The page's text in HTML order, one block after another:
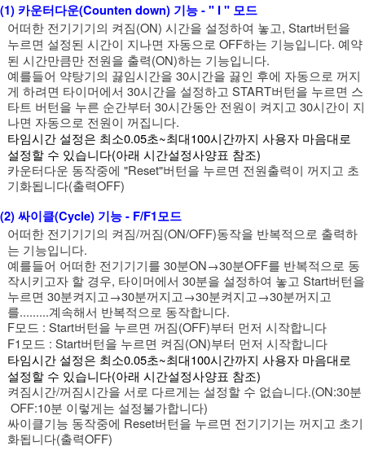
(1) 카운터다운(Counten down) 기능 - " I " 모드
어떠한 전기기기의 켜짐(ON) 시간을 설정하여 놓고, Start버턴을
누르면 설정된 시간이 지나면 자동으로 OFF하는 기능입니다. 예약
된 시간만큼만 전원을 출력(ON)하는 기능입니다.
예를들어 약탕기의 끓임시간을 30시간을 끓인 후에 자동으로 꺼지
게 하려면 타이머에서 30시간을 설정하고 START버턴을 누르면 스
타트 버턴을 누른 순간부터 30시간동안 전원이 켜지고 30시간이 지
나면 자동으로 전원이 꺼집니다.
타임시간 설정은 최소0.05초~최대100시간까지 사용자 마음대로
설정할 수 있습니다(아래 시간설정사양표 참조)
카운터다운 동작중에 "Reset"버턴을 누르면 전원출력이 꺼지고 초
기화됩니다(출력OFF)
(2) 싸이클(Cycle) 기능 - F/F1모드
어떠한 전기기기의 켜짐/꺼짐(ON/OFF)동작을 반복적으로 출력하
는 기능입니다.
예를들어 어떠한 전기기기를 30분ON→30분OFF를 반복적으로 동
작시키고자 할 경우, 타이머에서 30분을 설정하여 놓고 Start버턴을
누르면 30분켜지고→30분꺼지고→30분켜지고→30분꺼지고
를.........계속해서 반복적으로 동작합니다.
F모드 : Start버턴을 누르면 꺼짐(OFF)부터 먼저 시작합니다
F1모드 : Start버턴을 누르면 켜짐(ON)부터 먼저 시작합니다
타임시간 설정은 최소0.05초~최대100시간까지 사용자 마음대로
설정할 수 있습니다(아래 시간설정사양표 참조)
켜짐시간/꺼짐시간을 서로 다르게는 설정할 수 없습니다.(ON:30분
OFF:10분 이렇게는 설정불가합니다)
싸이클기능 동작중에 Reset버턴을 누르면 전기기기는 꺼지고 초기
화됩니다(출력OFF)